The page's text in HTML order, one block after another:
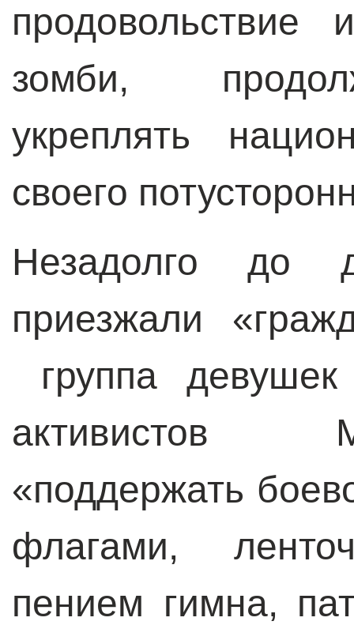
продовольствие
зомби,
укреплять
своего
Незадолго до
приезжали
группа
активистов
«поддержать
флагами,
пением гимна,